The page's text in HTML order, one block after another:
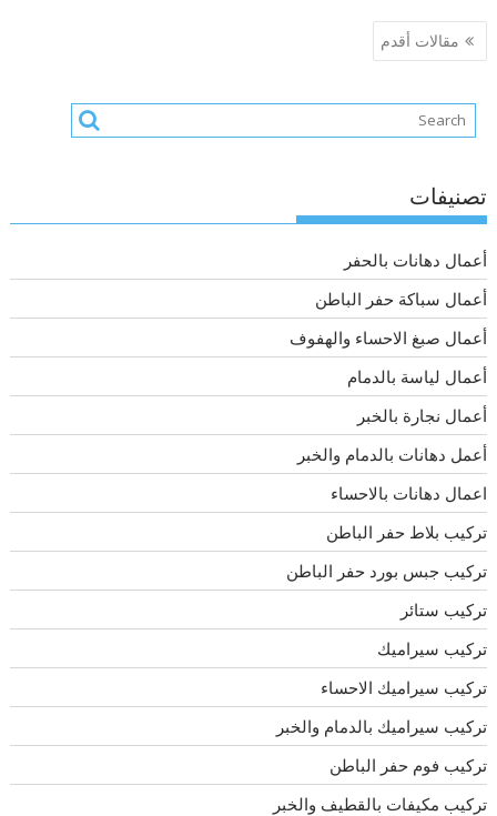
تصفّح
المقالات
مقالات أقدم
تصنيفات
أعمال دهانات بالحفر
أعمال سباكة حفر الباطن
أعمال صبغ الاحساء والهفوف
أعمال لياسة بالدمام
أعمال نجارة بالخبر
أعمل دهانات بالدمام والخبر
اعمال دهانات بالاحساء
تركيب بلاط حفر الباطن
تركيب جبس بورد حفر الباطن
تركيب ستائر
تركيب سيراميك
تركيب سيراميك الاحساء
تركيب سيراميك بالدمام والخبر
تركيب فوم حفر الباطن
تركيب مكيفات بالقطيف والخبر